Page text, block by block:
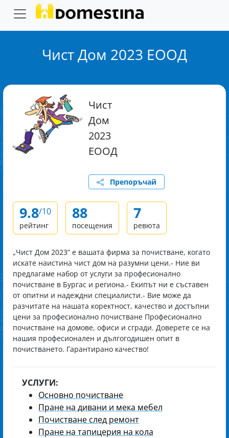
Чист Дом 2023 ЕООД
Чист
Дом
2023
ЕООД
Препоръчай
9.8/10
рейтинг
88
посещения
7
ревюта
„Чист Дом 2023” е вашата фирма за почистване, когато
искате наистина чист дом на разумни цени. ​ - Ние ви
предлагаме набор от услуги за професионално
почистване в Бургас и региона. ​ - Екипът ни е съставен
от опитни и надеждни специалисти. ​ - Вие може да
разчитате на нашата коректност, качество и достъпни
цени за професионално почистване Професионално
почистване на домове, офиси и сгради. Доверете се на
нашия професионален и дългогодишен опит в
почистването. Гарантирано качество!
УСЛУГИ:
Основно почистване
Пране на дивани и мека мебел
Почистване след ремонт
Пране на тапицерия на кола